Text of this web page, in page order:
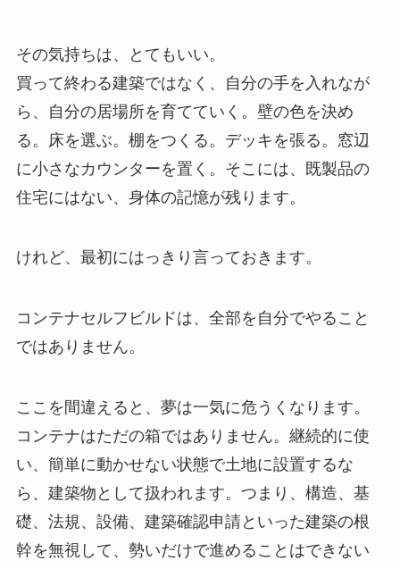
その気持ちは、とてもいい。
買って終わる建築ではなく、自分の手を入れなが
ら、自分の居場所を育てていく。壁の色を決め
る。床を選ぶ。棚をつくる。デッキを張る。窓辺
に小さなカウンターを置く。そこには、既製品の
住宅にはない、身体の記憶が残ります。
けれど、最初にはっきり言っておきます。
コンテナセルフビルドは、全部を自分でやること
ではありません。
ここを間違えると、夢は一気に危うくなります。
コンテナはただの箱ではありません。継続的に使
い、簡単に動かせない状態で土地に設置するな
ら、建築物として扱われます。つまり、構造、基
礎、法規、設備、建築確認申請といった建築の根
幹を無視して、勢いだけで進めることはできない